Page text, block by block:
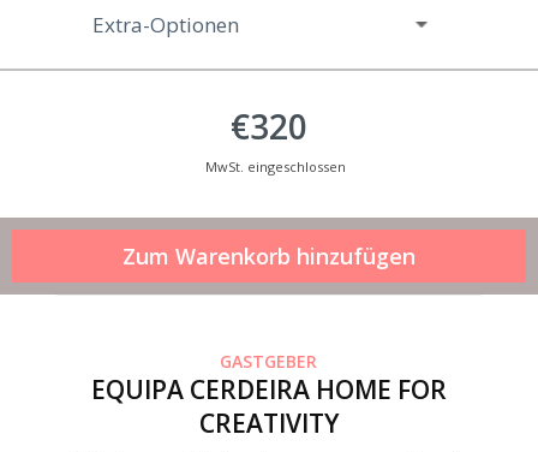
Extra-Optionen
€320
MwSt. eingeschlossen
GASTGEBER
EQUIPA CERDEIRA HOME FOR
CREATIVITY